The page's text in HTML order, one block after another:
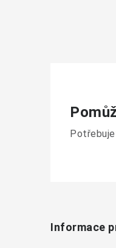
Informace